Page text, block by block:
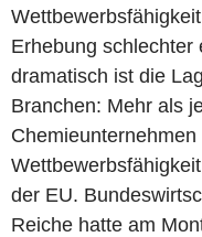
Erhebung schlechter
dramatisch ist die
Branchen: Mehr als
der EU.
Reiche hatte am